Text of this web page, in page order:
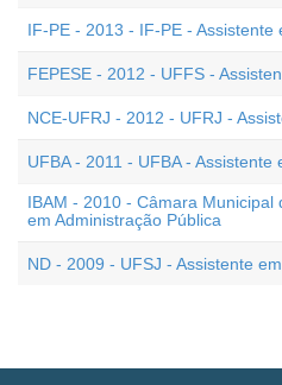
IF-PE - 2013 - IF-PE - Assistente
FEPESE - 2012 - UFFS -
NCE-UFRJ - 2012 - UFRJ -
UFBA - 2011 - UFBA - Assistente
IBAM - 2010 - Câmara Municipal
em Administração Pública
ND - 2009 - UFSJ - Assistente